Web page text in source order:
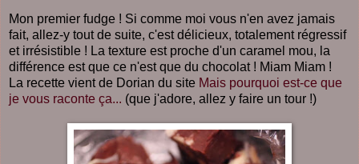
Mon premier fudge ! Si comme moi vous n'en avez jamais
fait, allez-y tout de suite, c'est délicieux, totalement régressif
et irrésistible ! La texture est proche d'un caramel mou, la
différence est que ce n'est que du chocolat ! Miam Miam !
La recette vient de Dorian du site Mais pourquoi est-ce que
je vous raconte ça... (que j'adore, allez y faire un tour !)